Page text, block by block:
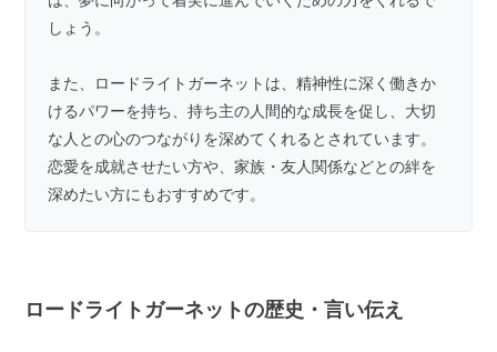
しょう。
また、ロードライトガーネットは、精神性に深く働きか
けるパワーを持ち、持ち主の人間的な成長を促し、大切
な人との心のつながりを深めてくれるとされています。
恋愛を成就させたい方や、家族・友人関係などとの絆を
深めたい方にもおすすめです。
ロードライトガーネットの歴史・言い伝え